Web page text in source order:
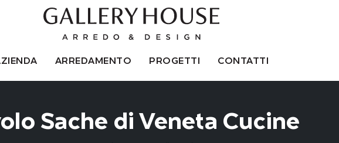
ARREDAMENTO PROGETTI CONTATTI
Sache di Veneta Cucine